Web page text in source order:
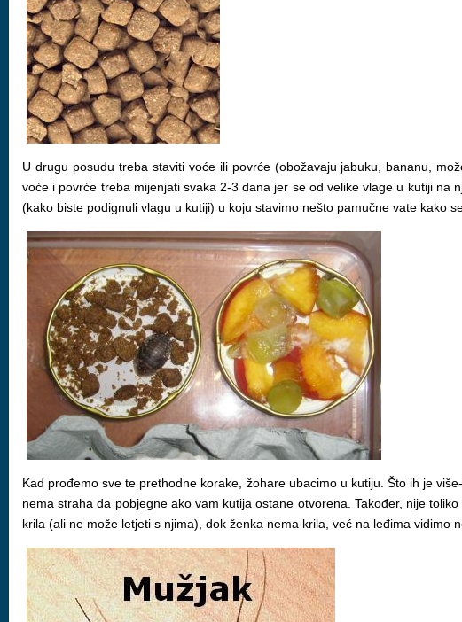
U drugu posudu treba staviti voće ili povrće (obožavaju jabuku, bananu,
voće i povrće treba mijenjati svaka 2-3 dana jer se od velike vlage u kutiji na
(kako biste podignuli vlagu u kutiji) u koju stavimo nešto pamučne vate kako
Kad prođemo sve te prethodne korake, žohare ubacimo u kutiju. Što ih je
nema straha da pobjegne ako vam kutija ostane otvorena. Također, nije
krila (ali ne može letjeti s njima), dok ženka nema krila, već na leđima vidimo